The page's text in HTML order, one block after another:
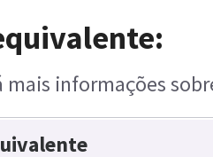
mais informações